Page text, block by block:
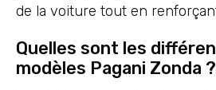
de la voiture tout en
Quelles sont les
modèles Pagani Zonda ?